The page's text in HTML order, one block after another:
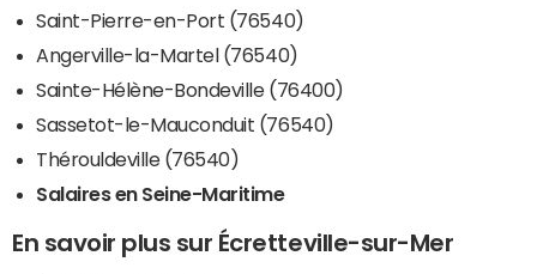
Saint-Pierre-en-Port (76540)
Angerville-la-Martel (76540)
Sainte-Hélène-Bondeville (76400)
Sassetot-le-Mauconduit (76540)
Thérouldeville (76540)
Salaires en Seine-Maritime
En savoir plus sur Écretteville-sur-Mer